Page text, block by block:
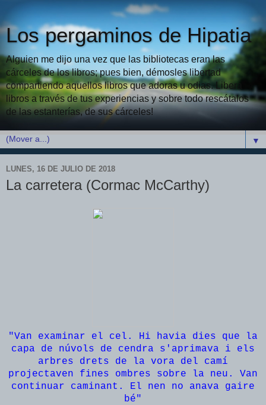
Los pergaminos de Hipatia
Alguien me dijo una vez que las bibliotecas eran las
cárceles de los libros; pues bien, démosles libertad
compartiendo aquellos libros que adoras u odias. Libera
libros a través de tus experiencias y sobre todo rescátalos
de las estanterías, de sus cárceles!
▼
LUNES, 16 DE JULIO DE 2018
La carretera (Cormac McCarthy)
"Van examinar el cel. Hi havia dies que la
capa de núvols de cendra s'aprimava i els
arbres drets de la vora del camí
projectaven fines ombres sobre la neu. Van
continuar caminant. El nen no anava gaire
bé"